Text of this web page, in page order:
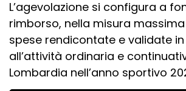
L’agevolazione si configura a
rimborso, nella misura massima
spese rendicontate e validate
all’attività ordinaria e
Lombardia nell’anno sportivo